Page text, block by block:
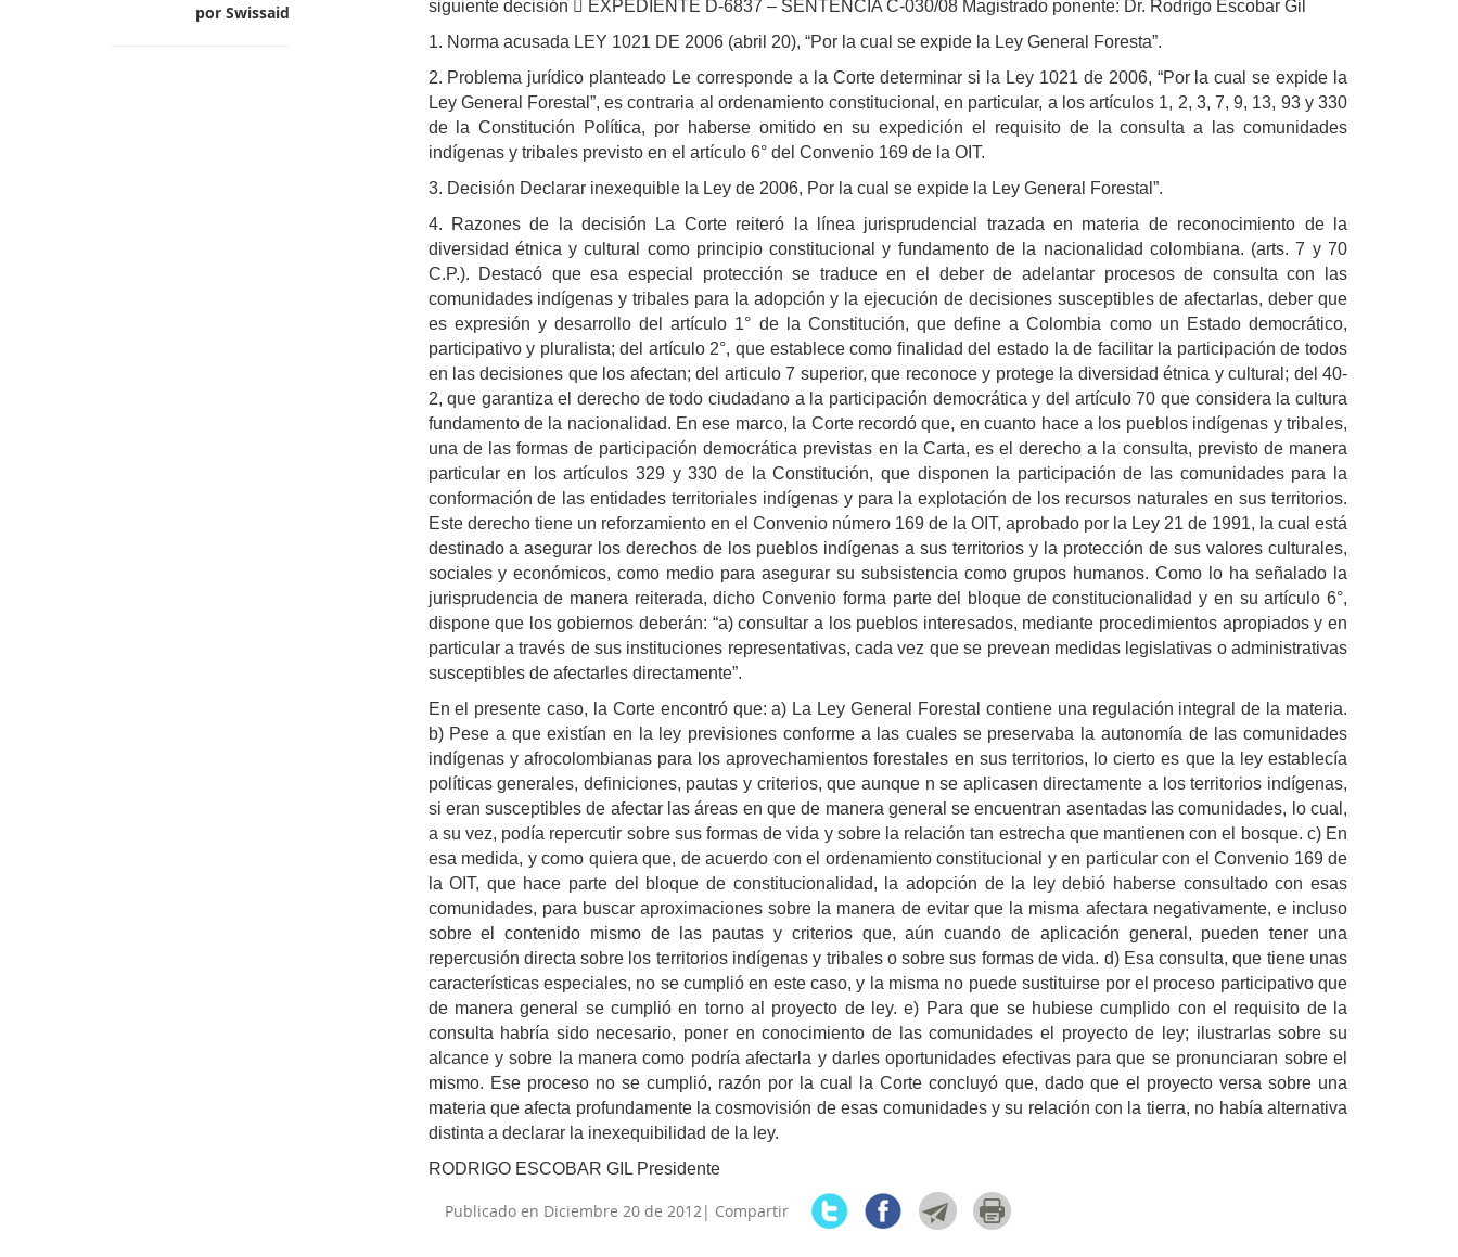
por Swissaid
siguiente decisión  EXPEDIENTE D-6837 – SENTENCIA C-030/08 Magistrado ponente: Dr. Rodrigo Escobar Gil
1. Norma acusada LEY 1021 DE 2006 (abril 20), “Por la cual se expide la Ley General Foresta”.
2. Problema jurídico planteado Le corresponde a la Corte determinar si la Ley 1021 de 2006, “Por la cual se expide la
Ley General Forestal”, es contraria al ordenamiento constitucional, en particular, a los artículos 1, 2, 3, 7, 9, 13, 93 y 330
de la Constitución Política, por haberse omitido en su expedición el requisito de la consulta a las comunidades
indígenas y tribales previsto en el artículo 6° del Convenio 169 de la OIT.
3. Decisión Declarar inexequible la Ley de 2006, Por la cual se expide la Ley General Forestal”.
4. Razones de la decisión La Corte reiteró la línea jurisprudencial trazada en materia de reconocimiento de la
diversidad étnica y cultural como principio constitucional y fundamento de la nacionalidad colombiana. (arts. 7 y 70
C.P.). Destacó que esa especial protección se traduce en el deber de adelantar procesos de consulta con las
comunidades indígenas y tribales para la adopción y la ejecución de decisiones susceptibles de afectarlas, deber que
es expresión y desarrollo del artículo 1° de la Constitución, que define a Colombia como un Estado democrático,
participativo y pluralista; del artículo 2°, que establece como finalidad del estado la de facilitar la participación de todos
en las decisiones que los afectan; del articulo 7 superior, que reconoce y protege la diversidad étnica y cultural; del 40-
2, que garantiza el derecho de todo ciudadano a la participación democrática y del artículo 70 que considera la cultura
fundamento de la nacionalidad. En ese marco, la Corte recordó que, en cuanto hace a los pueblos indígenas y tribales,
una de las formas de participación democrática previstas en la Carta, es el derecho a la consulta, previsto de manera
particular en los artículos 329 y 330 de la Constitución, que disponen la participación de las comunidades para la
conformación de las entidades territoriales indígenas y para la explotación de los recursos naturales en sus territorios.
Este derecho tiene un reforzamiento en el Convenio número 169 de la OIT, aprobado por la Ley 21 de 1991, la cual está
destinado a asegurar los derechos de los pueblos indígenas a sus territorios y la protección de sus valores culturales,
sociales y económicos, como medio para asegurar su subsistencia como grupos humanos. Como lo ha señalado la
jurisprudencia de manera reiterada, dicho Convenio forma parte del bloque de constitucionalidad y en su artículo 6°,
dispone que los gobiernos deberán: “a) consultar a los pueblos interesados, mediante procedimientos apropiados y en
particular a través de sus instituciones representativas, cada vez que se prevean medidas legislativas o administrativas
susceptibles de afectarles directamente”.
En el presente caso, la Corte encontró que: a) La Ley General Forestal contiene una regulación integral de la materia.
b) Pese a que existían en la ley previsiones conforme a las cuales se preservaba la autonomía de las comunidades
indígenas y afrocolombianas para los aprovechamientos forestales en sus territorios, lo cierto es que la ley establecía
políticas generales, definiciones, pautas y criterios, que aunque n se aplicasen directamente a los territorios indígenas,
si eran susceptibles de afectar las áreas en que de manera general se encuentran asentadas las comunidades, lo cual,
a su vez, podía repercutir sobre sus formas de vida y sobre la relación tan estrecha que mantienen con el bosque. c) En
esa medida, y como quiera que, de acuerdo con el ordenamiento constitucional y en particular con el Convenio 169 de
la OIT, que hace parte del bloque de constitucionalidad, la adopción de la ley debió haberse consultado con esas
comunidades, para buscar aproximaciones sobre la manera de evitar que la misma afectara negativamente, e incluso
sobre el contenido mismo de las pautas y criterios que, aún cuando de aplicación general, pueden tener una
repercusión directa sobre los territorios indígenas y tribales o sobre sus formas de vida. d) Esa consulta, que tiene unas
características especiales, no se cumplió en este caso, y la misma no puede sustituirse por el proceso participativo que
de manera general se cumplió en torno al proyecto de ley. e) Para que se hubiese cumplido con el requisito de la
consulta habría sido necesario, poner en conocimiento de las comunidades el proyecto de ley; ilustrarlas sobre su
alcance y sobre la manera como podría afectarla y darles oportunidades efectivas para que se pronunciaran sobre el
mismo. Ese proceso no se cumplió, razón por la cual la Corte concluyó que, dado que el proyecto versa sobre una
materia que afecta profundamente la cosmovisión de esas comunidades y su relación con la tierra, no había alternativa
distinta a declarar la inexequibilidad de la ley.
RODRIGO ESCOBAR GIL Presidente
Publicado en Diciembre 20 de 2012| Compartir